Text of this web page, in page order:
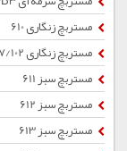
مستربچ زنگاری 610
مستربچ زنگاری 87/102
مستربچ سبز 611
مستربچ سبز 612
مستربچ سبز 613